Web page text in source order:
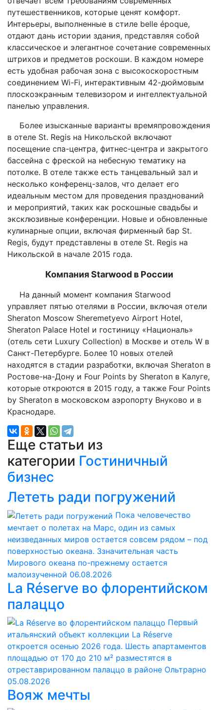
путешественников, которые ценят комфорт.
Интерьеры, выполненные в стиле belle époque,
отдают дань истории здания, представляя собой
классическое и элегантное сочетание современных
штрихов и предметов роскоши. В каждом номере
есть удобная рабочая зона с высокоскоростным
соединением Wi-Fi, интерактивным 42-дюймовым
плоскоэкранным телевизором и интеллектуальной
панелью управления.
Более изысканные варианты времяпровождения
в отеле St. Regis на Никольской включают
посещение спа-центра, фитнес-центра и закрытого
бассейна с фреской на небесную тематику на
потолке. В отеле также есть танцевальный зал и
несколько конференц-залов, что делает его
идеальным местом для проведения празднований
и мероприятий, таких как роскошные свадьбы и
эксклюзивные конференции. Новые и обновленные
кулинарные опции, включая фирменный бар St.
Regis, будут представлены в отеле St. Regis на
Никольской в начале 2015 года.
Компания Starwood в России
На данный момент компания Starwood
управляет пятью отелями в России, включая отели
Sheraton Moscow Sheremetyevo Airport Hotel,
Sheraton Palace Hotel и гостиницу «Националь»
(отель сети Luxury Collection) в Москве и отель W в
Санкт-Петербурге. Более 10 новых отелей
находятся в стадии разработки, включая Sheraton в
Ростове-на-Дону и Four Points by Sheraton в Калуге,
которые откроются в 2015 году, а также Four Points
by Sheraton в московском аэропорту Внуково и в
Краснодаре.
Еще статьи из
категории Гостиничный
бизнес
Лететь ради погружений
Пока человечество
мечтает о полетах на Марс, один из самых
неизведанных миров остается совсем рядом – под
поверхностью океана. Ззначительная часть
Мирового океана по-прежнему остается
малоизученной 06.08.2026
La Réserve во флорентийском
палаццо
Первый
итальянский объект коллекции La Réserve
откроется осенью 2026 года. Шесть апартаментов
площадью от 170 до 210 м² разместятся в
отреставрированном палаццо в районе Ольтрарно
05.08.2026
Вояж мечты